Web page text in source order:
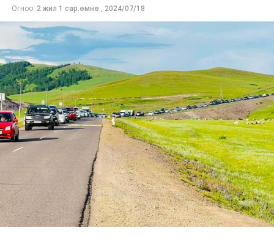
Огноо: 2 жил 1 сар.өмнө , 2024/07/18